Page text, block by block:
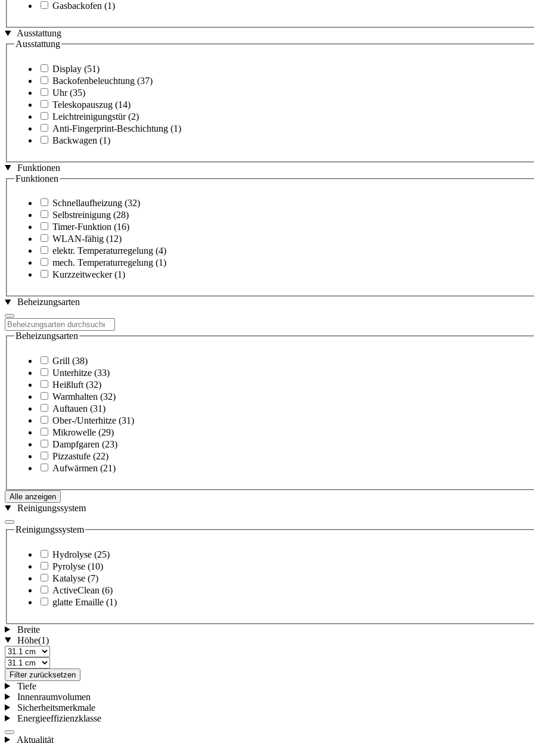
Gasbackofen (1)
Ausstattung
Ausstattung
Display (51)
Backofenbeleuchtung (37)
Uhr (35)
Teleskopauszug (14)
Leichtreinigungstür (2)
Anti-Fingerprint-Beschichtung (1)
Backwagen (1)
Funktionen
Funktionen
Schnellaufheizung (32)
Selbstreinigung (28)
Timer-Funktion (16)
WLAN-fähig (12)
elektr. Temperaturregelung (4)
mech. Temperaturregelung (1)
Kurzzeitwecker (1)
Beheizungsarten
Beheizungsarten
Grill (38)
Unterhitze (33)
Heißluft (32)
Warmhalten (32)
Auftauen (31)
Ober-/Unterhitze (31)
Mikrowelle (29)
Dampfgaren (23)
Pizzastufe (22)
Aufwärmen (21)
Alle anzeigen
Reinigungssystem
Reinigungssystem
Hydrolyse (25)
Pyrolyse (10)
Katalyse (7)
ActiveClean (6)
glatte Emaille (1)
Breite
Höhe(1)
Filter zurücksetzen
Tiefe
Innenraumvolumen
Sicherheitsmerkmale
Energieeffizienzklasse
Aktualität